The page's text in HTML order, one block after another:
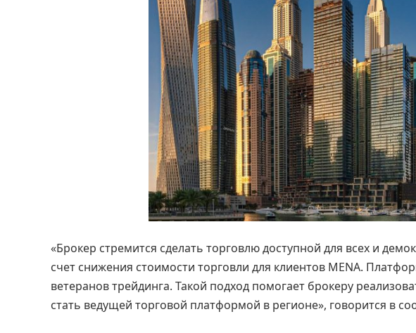
«Брокер стремится сделать торговлю доступной для всех и
счет снижения стоимости торговли для клиентов MENA.
ветеранов трейдинга. Такой подход помогает брокеру
стать ведущей торговой платформой в регионе», говорится в